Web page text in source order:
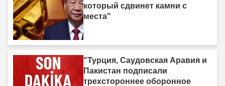
который сдвинет камни с
места"
"Турция, Саудовская Аравия и
Пакистан подписали
трехстороннее оборонное